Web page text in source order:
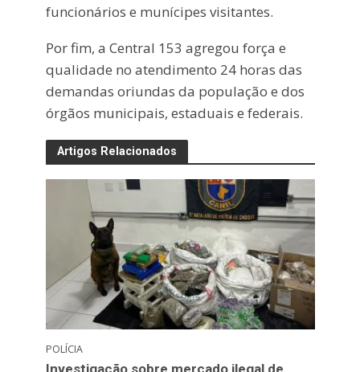
funcionários e munícipes visitantes.
Por fim, a Central 153 agregou força e
qualidade no atendimento 24 horas das
demandas oriundas da população e dos
órgãos municipais, estaduais e federais.
Artigos Relacionados
POLÍCIA